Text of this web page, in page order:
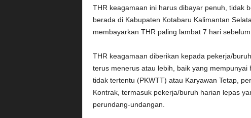
THR keagamaan ini harus dibayar penuh, tidak
berada di Kabupaten Kotabaru Kalimantan
membayarkan THR paling lambat 7 hari
THR keagamaan diberikan kepada pekerja/
terus menerus atau lebih, baik yang
tidak tertentu (PKWTT) atau Karyawan Tetap,
Kontrak, termasuk pekerja/buruh harian lepas
perundang-undangan.